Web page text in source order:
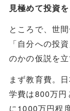
見極めて投資
ところで、世
「自分への投
のかの仮説を立
まず教育費。
学費は800万円
に1000万円程